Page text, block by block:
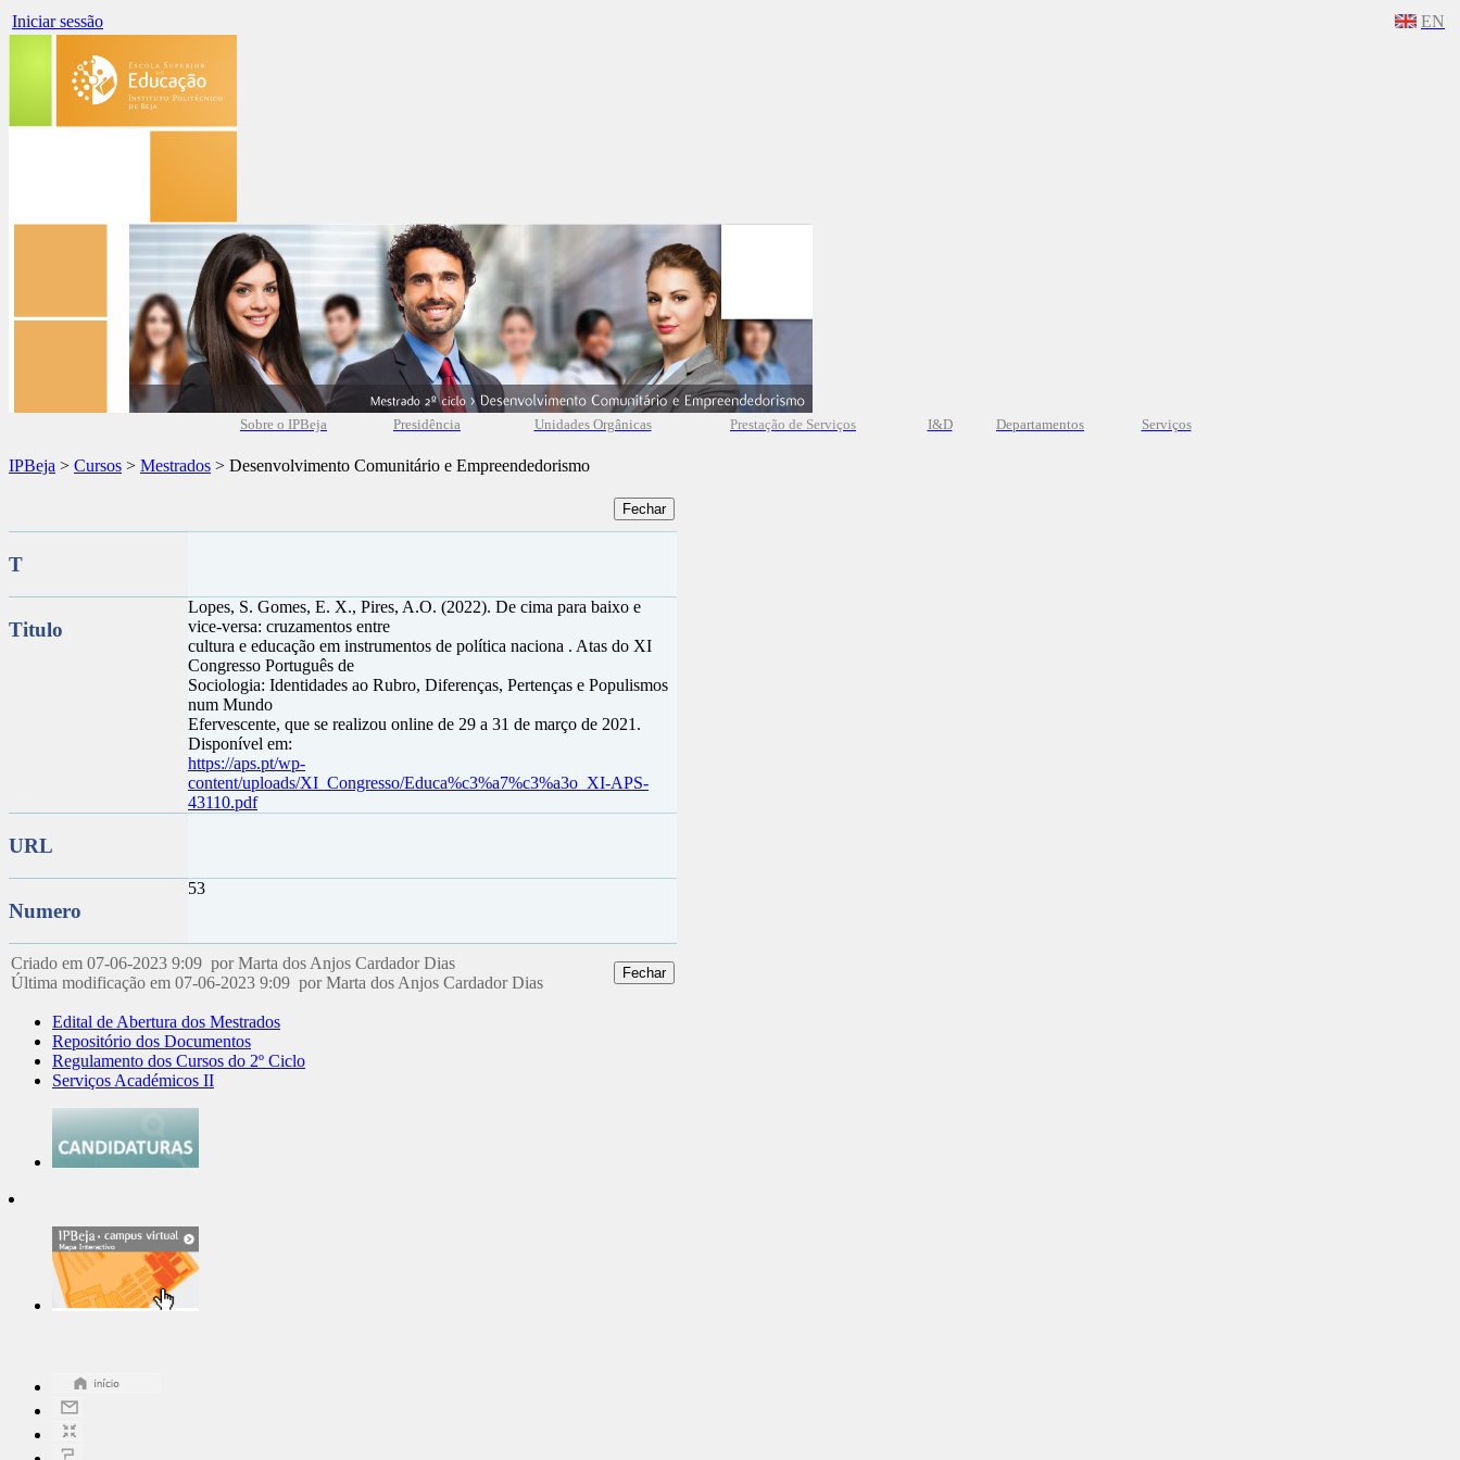
Iniciar sessão EN
Sobre o IPBeja Presidência Unidades Orgânicas Prestação de Serviços I&D Departamentos Serviços
IPBeja > Cursos > Mestrados > Desenvolvimento Comunitário e Empreendedorismo
T
Titulo
Lopes, S. Gomes, E. X., Pires, A.O. (2022). De cima para baixo e
vice-versa: cruzamentos entre
cultura e educação em instrumentos de política naciona . Atas do XI
Congresso Português de
Sociologia: Identidades ao Rubro, Diferenças, Pertenças e Populismos
num Mundo
Efervescente, que se realizou online de 29 a 31 de março de 2021.
Disponível em:
https://aps.pt/wp-
content/uploads/XI_Congresso/Educa%c3%a7%c3%a3o_XI-APS-
43110.pdf
URL
Numero
53
Criado em 07-06-2023 9:09 por Marta dos Anjos Cardador Dias
Última modificação em 07-06-2023 9:09 por Marta dos Anjos Cardador Dias
Edital de Abertura dos Mestrados
Repositório dos Documentos
Regulamento dos Cursos do 2º Ciclo
Serviços Académicos II